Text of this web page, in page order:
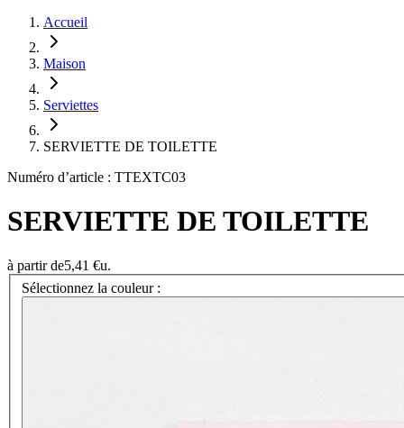
Accueil
Maison
Serviettes
SERVIETTE DE TOILETTE
Numéro d’article : TTEXTC03
SERVIETTE DE TOILETTE
à partir de5,41 €u.
Sélectionnez la couleur :